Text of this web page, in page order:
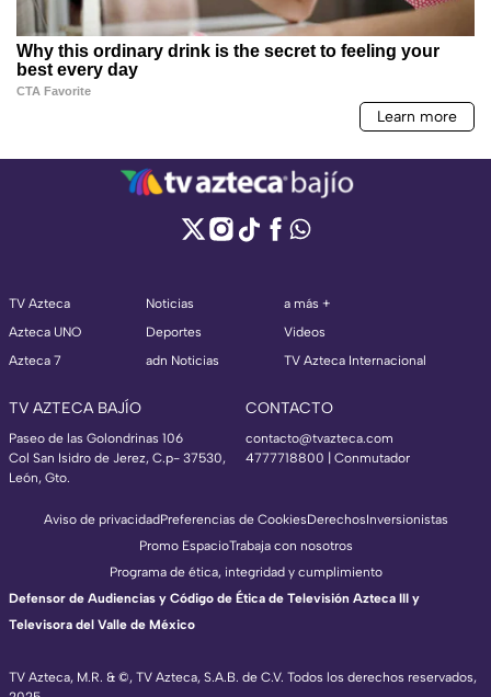
TV Azteca
Azteca UNO
Azteca 7
Noticias
Deportes
adn Noticias
a más +
Videos
TV Azteca Internacional
TV AZTECA BAJÍO
Paseo de las Golondrinas 106
Col San Isidro de Jerez, C.p- 37530,
León, Gto.
CONTACTO
contacto@tvazteca.com
4777718800 | Conmutador
TV Azteca, M.R. & ©, TV Azteca, S.A.B. de C.V. Todos los derechos reservados,
Aviso de privacidadPreferencias de CookiesDerechosInversionistas
Promo EspacioTrabaja con nosotros
Programa de ética, integridad y cumplimiento
Defensor de Audiencias y Código de Ética de Televisión Azteca III y
Televisora del Valle de México